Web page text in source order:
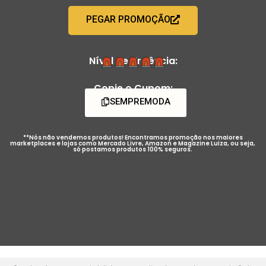
PEGAR PROMOÇÃO
Nível de Urgência:
Copie o Cupom:
SEMPREMODA
**Nós não vendemos produtos! Encontramos promoção nos maiores
marketplaces e lojas como Mercado Livre, Amazon e Magazine Luiza, ou seja,
só postamos produtos 100% seguros.